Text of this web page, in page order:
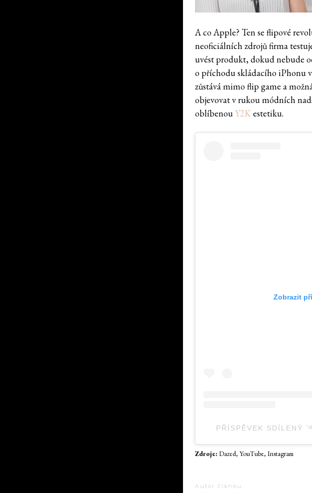
A co Apple? Ten se flipové
neoficiálních zdrojů firma
uvést produkt, dokud nebude
o příchodu skládacího iPhonu
zůstává mimo flip game a
objevovat v rukou módních
oblíbenouY2Kestetiku.
Zobrazit
Zdroje: Dazed, YouTube, Instagram
Autor článku: